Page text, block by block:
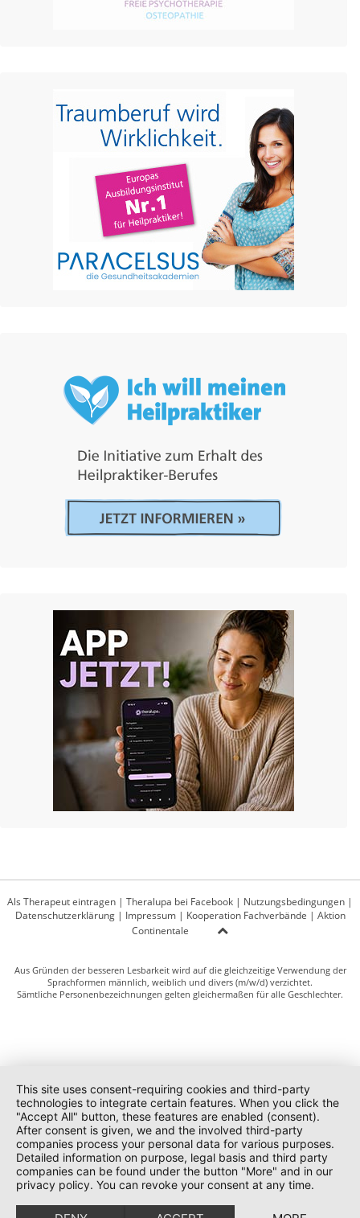
Als Therapeut eintragen | Theralupa bei Facebook | Nutzungsbedingungen |
Datenschutzerklärung| Impressum| Kooperation Fachverbände | Aktion
Continentale
Aus Gründen der besseren Lesbarkeit wird auf die gleichzeitige Verwendung der
Sprachformen männlich, weiblich und divers (m/w/d) verzichtet.
Sämtliche Personenbezeichnungen gelten gleichermaßen für alle Geschlechter.
This site uses consent-requiring cookies and third-party
technologies to integrate certain features. When you click the
"Accept All" button, these features are enabled (consent).
After consent is given, we and the involved third-party
companies process your personal data for various purposes.
Detailed information on purpose, legal basis and third party
companies can be found under the button "More" and in our
privacy policy. You can revoke your consent at any time.